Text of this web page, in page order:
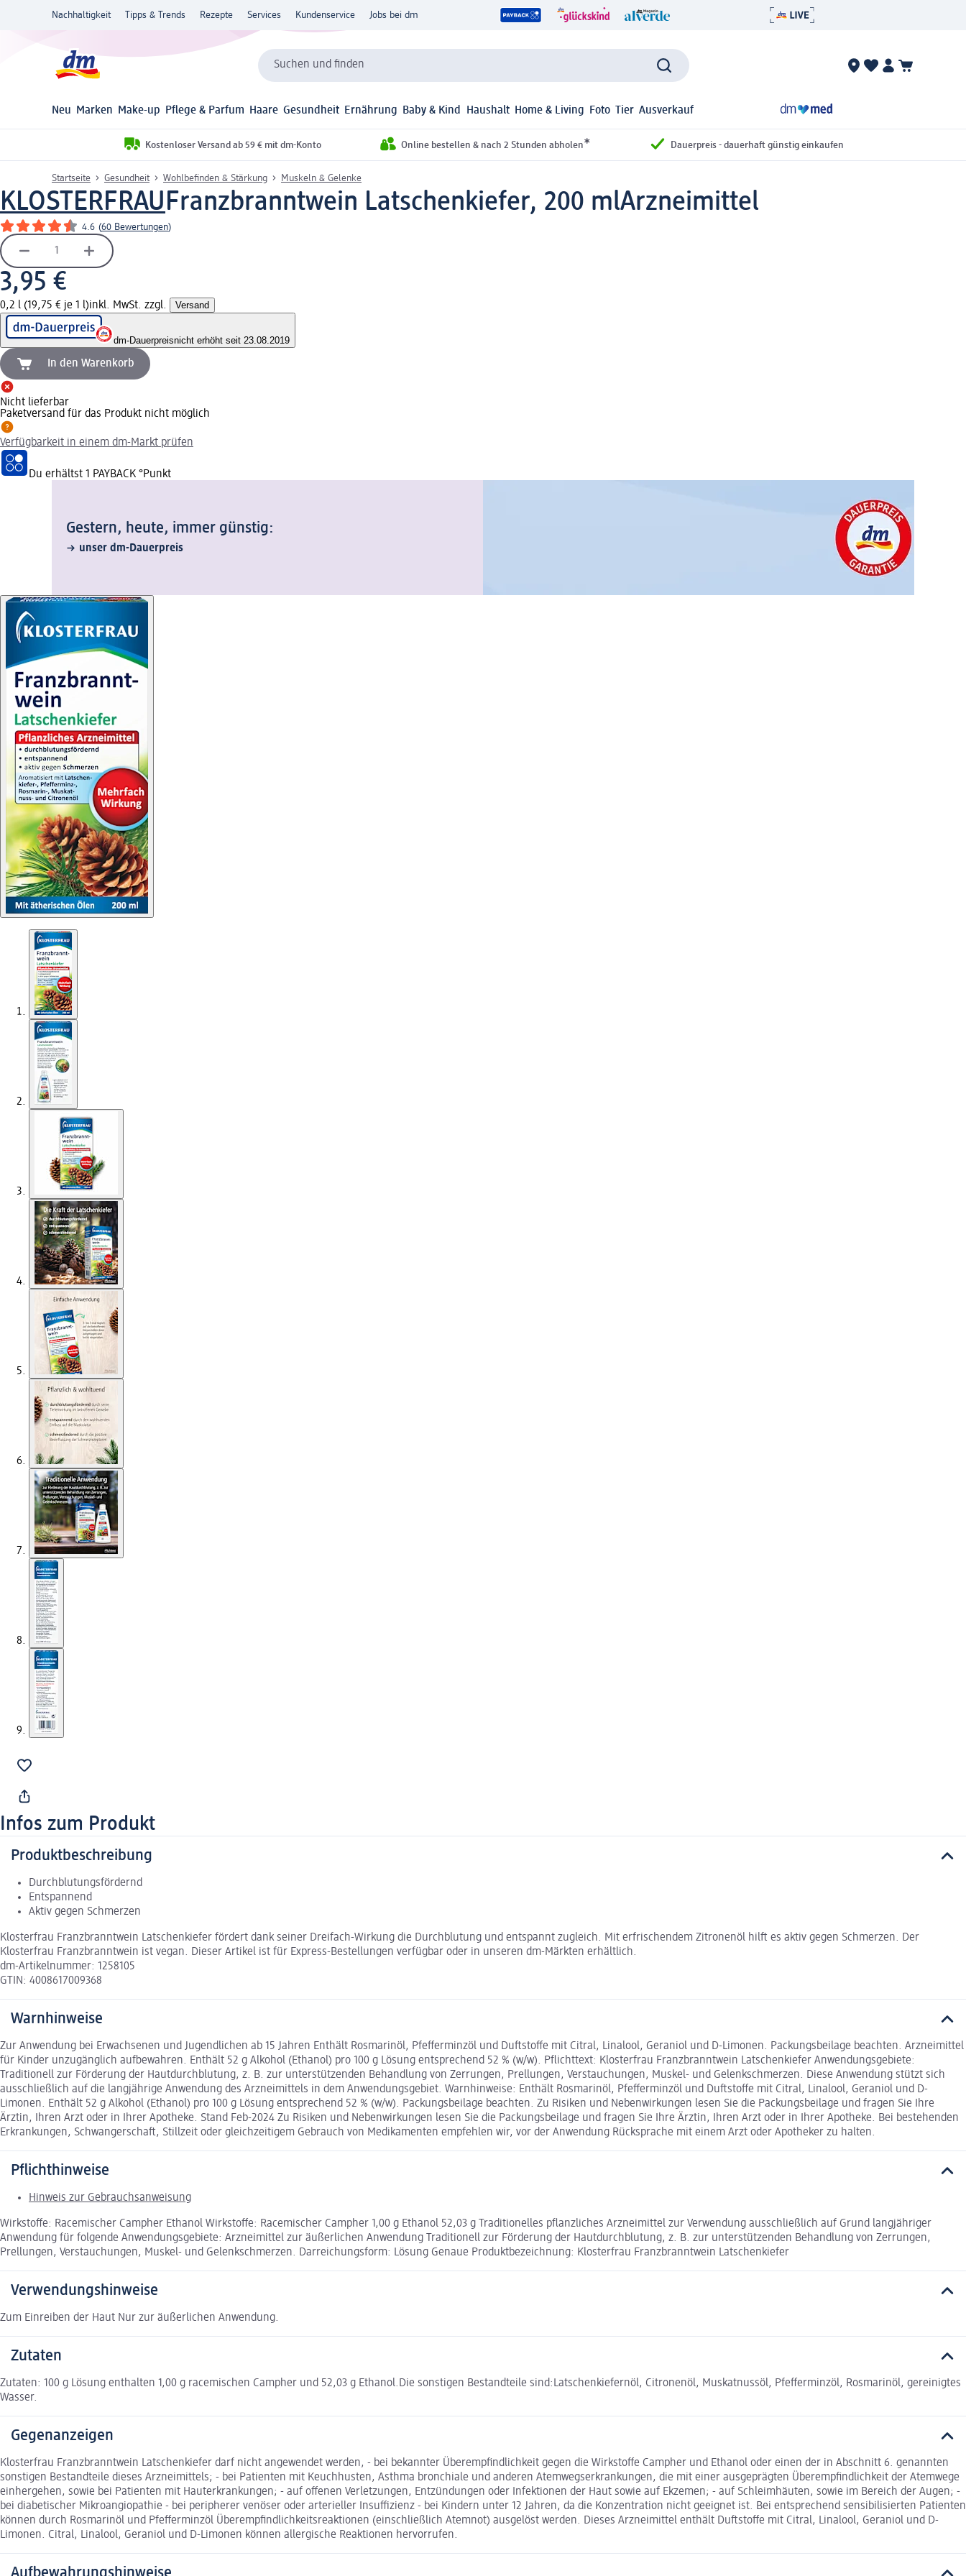
Nachhaltigkeit Tipps & Trends Rezepte Services Kundenservice Jobs bei dm
Suchen und finden
Neu Marken Make-up Pflege & Parfum Haare Gesundheit Ernährung Baby & Kind Haushalt Home & Living Foto Tier Ausverkauf
Kostenloser Versand ab 59 € mit dm-Konto Online bestellen & nach 2 Stunden abholen* Dauerpreis - dauerhaft günstig einkaufen
Startseite Gesundheit Wohlbefinden & Stärkung Muskeln & Gelenke
KLOSTERFRAUFranzbranntwein Latschenkiefer, 200 mlArzneimittel
4.6 (60 Bewertungen)
3,95 €
0,2 l (19,75 € je 1 l)inkl. MwSt. zzgl. Versand
dm-Dauerpreisnicht erhöht seit 23.08.2019
In den Warenkorb
Nicht lieferbar
Paketversand für das Produkt nicht möglich
Verfügbarkeit in einem dm-Markt prüfen
Du erhältst 1 PAYBACK °Punkt
Gestern, heute, immer günstig:
unser dm-Dauerpreis
Infos zum Produkt
Produktbeschreibung
Durchblutungsfördernd
Entspannend
Aktiv gegen Schmerzen
Klosterfrau Franzbranntwein Latschenkiefer fördert dank seiner Dreifach-Wirkung die Durchblutung und entspannt zugleich. Mit erfrischendem Zitronenöl hilft es aktiv gegen Schmerzen. Der
Klosterfrau Franzbranntwein ist vegan. Dieser Artikel ist für Express-Bestellungen verfügbar oder in unseren dm-Märkten erhältlich.
dm-Artikelnummer: 1258105
GTIN: 4008617009368
Warnhinweise
Zur Anwendung bei Erwachsenen und Jugendlichen ab 15 Jahren Enthält Rosmarinöl, Pfefferminzöl und Duftstoffe mit Citral, Linalool, Geraniol und D-Limonen. Packungsbeilage beachten. Arzneimittel
für Kinder unzugänglich aufbewahren. Enthält 52 g Alkohol (Ethanol) pro 100 g Lösung entsprechend 52 % (w/w). Pflichttext: Klosterfrau Franzbranntwein Latschenkiefer Anwendungsgebiete:
Traditionell zur Förderung der Hautdurchblutung, z. B. zur unterstützenden Behandlung von Zerrungen, Prellungen, Verstauchungen, Muskel- und Gelenkschmerzen. Diese Anwendung stützt sich
ausschließlich auf die langjährige Anwendung des Arzneimittels in dem Anwendungsgebiet. Warnhinweise: Enthält Rosmarinöl, Pfefferminzöl und Duftstoffe mit Citral, Linalool, Geraniol und D-
Limonen. Enthält 52 g Alkohol (Ethanol) pro 100 g Lösung entsprechend 52 % (w/w). Packungsbeilage beachten. Zu Risiken und Nebenwirkungen lesen Sie die Packungsbeilage und fragen Sie Ihre
Ärztin, Ihren Arzt oder in Ihrer Apotheke. Stand Feb-2024 Zu Risiken und Nebenwirkungen lesen Sie die Packungsbeilage und fragen Sie Ihre Ärztin, Ihren Arzt oder in Ihrer Apotheke. Bei bestehenden
Erkrankungen, Schwangerschaft, Stillzeit oder gleichzeitigem Gebrauch von Medikamenten empfehlen wir, vor der Anwendung Rücksprache mit einem Arzt oder Apotheker zu halten.
Pflichthinweise
Hinweis zur Gebrauchsanweisung
Wirkstoffe: Racemischer Campher Ethanol Wirkstoffe: Racemischer Campher 1,00 g Ethanol 52,03 g Traditionelles pflanzliches Arzneimittel zur Verwendung ausschließlich auf Grund langjähriger
Anwendung für folgende Anwendungsgebiete: Arzneimittel zur äußerlichen Anwendung Traditionell zur Förderung der Hautdurchblutung, z. B. zur unterstützenden Behandlung von Zerrungen,
Prellungen, Verstauchungen, Muskel- und Gelenkschmerzen. Darreichungsform: Lösung Genaue Produktbezeichnung: Klosterfrau Franzbranntwein Latschenkiefer
Verwendungshinweise
Zum Einreiben der Haut Nur zur äußerlichen Anwendung.
Zutaten
Zutaten: 100 g Lösung enthalten 1,00 g racemischen Campher und 52,03 g Ethanol.Die sonstigen Bestandteile sind:Latschenkiefernöl, Citronenöl, Muskatnussöl, Pfefferminzöl, Rosmarinöl, gereinigtes
Wasser.
Gegenanzeigen
Klosterfrau Franzbranntwein Latschenkiefer darf nicht angewendet werden, - bei bekannter Überempfindlichkeit gegen die Wirkstoffe Campher und Ethanol oder einen der in Abschnitt 6. genannten
sonstigen Bestandteile dieses Arzneimittels; - bei Patienten mit Keuchhusten, Asthma bronchiale und anderen Atemwegserkrankungen, die mit einer ausgeprägten Überempfindlichkeit der Atemwege
einhergehen, sowie bei Patienten mit Hauterkrankungen; - auf offenen Verletzungen, Entzündungen oder Infektionen der Haut sowie auf Ekzemen; - auf Schleimhäuten, sowie im Bereich der Augen; -
bei diabetischer Mikroangiopathie - bei peripherer venöser oder arterieller Insuffizienz - bei Kindern unter 12 Jahren, da die Konzentration nicht geeignet ist. Bei entsprechend sensibilisierten Patienten
können durch Rosmarinöl und Pfefferminzöl Überempfindlichkeitsreaktionen (einschließlich Atemnot) ausgelöst werden. Dieses Arzneimittel enthält Duftstoffe mit Citral, Linalool, Geraniol und D-
Limonen. Citral, Linalool, Geraniol und D-Limonen können allergische Reaktionen hervorrufen.